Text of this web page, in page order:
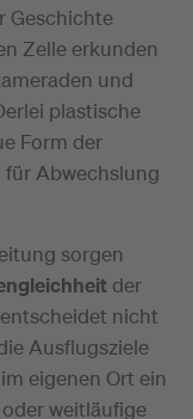
Geschichte
Zelle erkunden
und
plastische
Form der
Abwechslung
sorgen
der
nicht
Ausflugsziele
eigenen Ort ein
weitläufige